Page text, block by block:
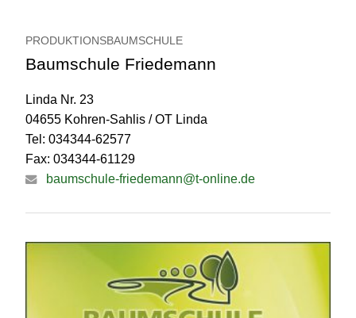
PRODUKTIONSBAUMSCHULE
Baumschule Friedemann
Linda Nr. 23
04655 Kohren-Sahlis / OT Linda
Tel: 034344-62577
Fax: 034344-61129
baumschule-friedemann@t-online.de